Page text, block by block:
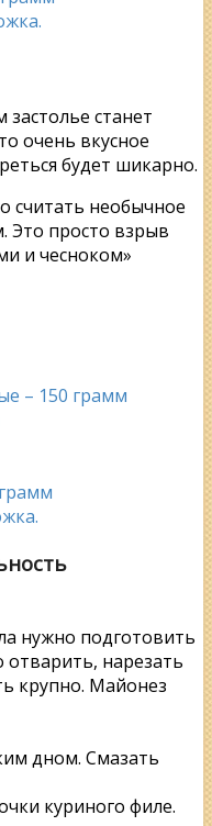
станет
очень вкусное
будет шикарно.
необычное
Это просто взрыв
и чесноком»
– 150 грамм
нужно подготовить
отварить, нарезать
крупно. Майонез
дном. Смазать
куриного филе.